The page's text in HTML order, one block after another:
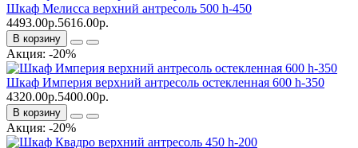
Шкаф Мелисса верхний антресоль 500 h-450
4493.00р.5616.00р.
В корзину
Акция: -20%
Шкаф Империя верхний антресоль остекленная 600 h-350
4320.00р.5400.00р.
В корзину
Акция: -20%